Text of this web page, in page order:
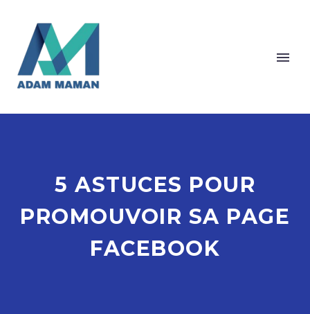
5 ASTUCES POUR
PROMOUVOIR SA PAGE
FACEBOOK